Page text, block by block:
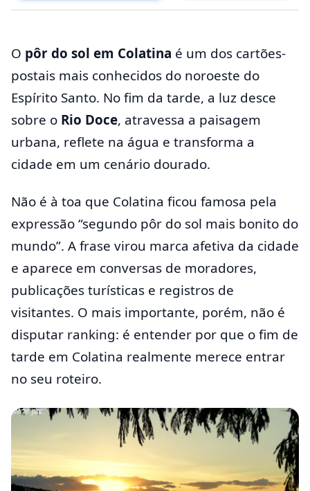
O pôr do sol em Colatina é um dos cartões-
postais mais conhecidos do noroeste do
Espírito Santo. No fim da tarde, a luz desce
sobre o Rio Doce, atravessa a paisagem
urbana, reflete na água e transforma a
cidade em um cenário dourado.
Não é à toa que Colatina ficou famosa pela
expressão “segundo pôr do sol mais bonito do
mundo”. A frase virou marca afetiva da cidade
e aparece em conversas de moradores,
publicações turísticas e registros de
visitantes. O mais importante, porém, não é
disputar ranking: é entender por que o fim de
tarde em Colatina realmente merece entrar
no seu roteiro.